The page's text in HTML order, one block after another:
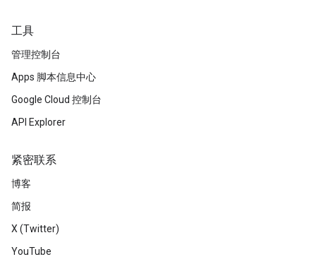
工具
管理控制台
Apps 脚本信息中心
Google Cloud 控制台
API Explorer
紧密联系
博客
简报
X (Twitter)
YouTube